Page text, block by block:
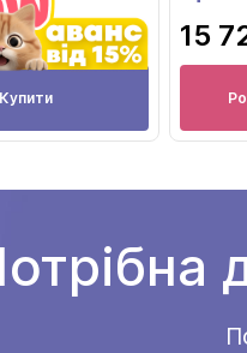
Купити
15